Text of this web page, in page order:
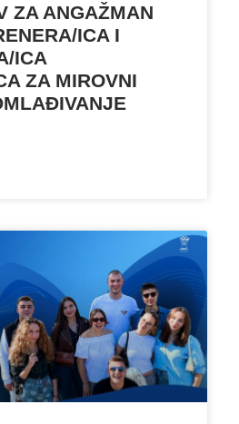
ZA ANGAŽMAN
ICA I
ICA
ZA MIROVNI